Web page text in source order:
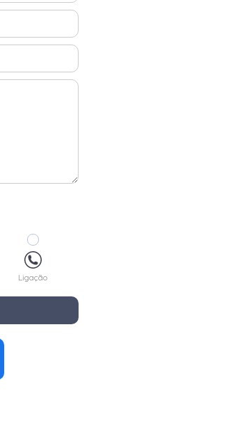
Ligação